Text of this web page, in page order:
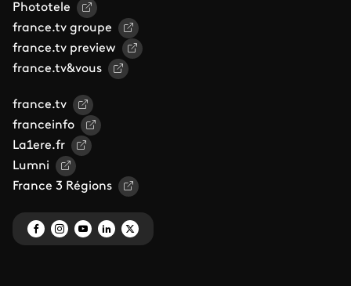
Phototele
france.tv groupe
france.tv preview
france.tv&vous
france.tv
franceinfo
La1ere.fr
Lumni
France 3 Régions